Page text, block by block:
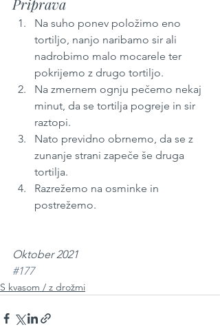
Priprava
Na suho ponev položimo eno
tortiljo, nanjo naribamo sir ali
nadrobimo malo mocarele ter
pokrijemo z drugo tortiljo.
Na zmernem ognju pečemo nekaj
minut, da se tortilja pogreje in sir
raztopi.
Nato previdno obrnemo, da se z
zunanje strani zapeče še druga
tortilja.
Razrežemo na osminke in
postrežemo.
Oktober 2021
#177
S kvasom / z drožmi